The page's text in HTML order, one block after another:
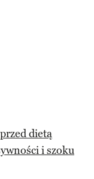
dietą
i szoku